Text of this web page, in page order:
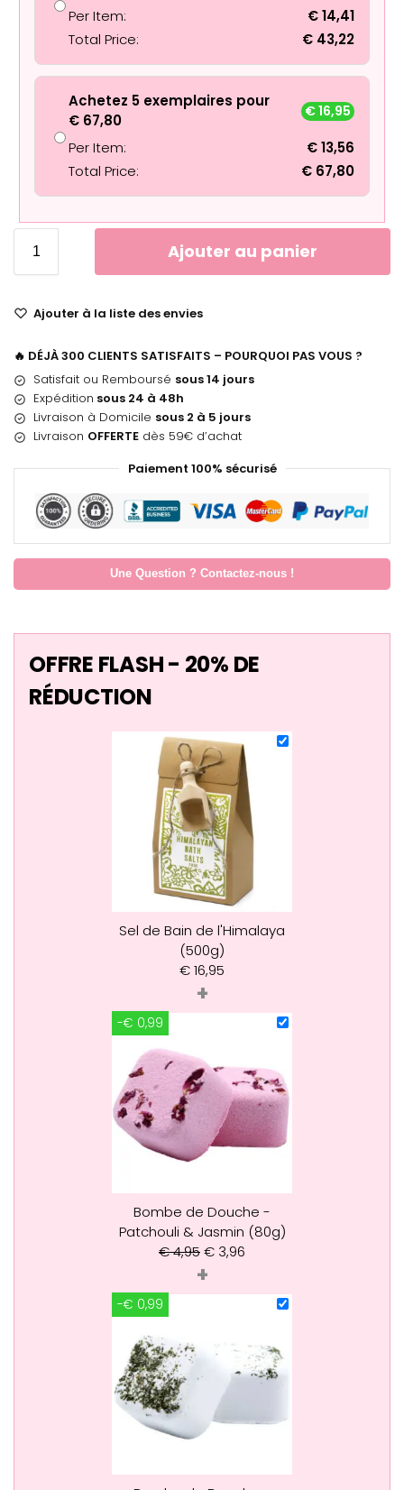
Per Item: €14,41
Total Price:
€ 43,22
Achetez 5 exemplaires pour
€ 67,80
€16,95
Per Item: €13,56
Total Price:
€ 67,80
Ajouter au panier
Ajouter à la liste des envies
🔥 DÉJÀ 300 CLIENTS SATISFAITS – POURQUOI PAS VOUS ?
Satisfait ou Remboursé sous 14 jours
Expédition sous 24 à 48h
Livraison à Domicile sous 2 à 5 jours
Livraison OFFERTE dès 59€ d’achat
Paiement 100% sécurisé
Une Question ? Contactez-nous !
OFFRE FLASH - 20% DE
RÉDUCTION
Sel de Bain de l'Himalaya
(500g)
€16,95
+
-€ 0,99
Bombe de Douche -
Patchouli & Jasmin (80g)
€4,95€ 3,96
+
-€ 0,99